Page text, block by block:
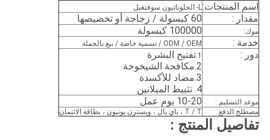
المنتجات:L- الجلوتاثيون سوفتغيل
:
100000 كبسولة
:
ODM / OEM / تسمية خاصة / بيع بالجملة
:
تفتيح البشرة
مكافحة الشيخوخة
مضاد للأكسدة
التسليم : 10-20 يوم عمل
الدفع: T / T ، باي بال ، ويسترن يونيون ، بطاقة الائتمان
المنتج :